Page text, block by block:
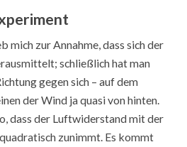
mich zur Annahme, dass sich der
schließlich hat man
gegen sich – auf dem
der Wind ja quasi von hinten.
dass der Luftwiderstand mit der
zunimmt. Es kommt